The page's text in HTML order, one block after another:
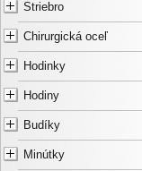
Striebro
Chirurgická oceľ
Hodinky
Hodiny
Budíky
Minútky